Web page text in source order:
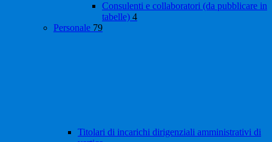
Consulenti e collaboratori (da pubblicare in
tabelle) 4
Personale 79
Titolari di incarichi dirigenziali amministrativi di